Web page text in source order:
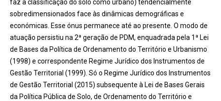
faz a classificação do solo como urbano) tendencialmente
sobredimensionados face às dinâmicas demográficas e
económicas. Esse ónus permanece até ao presente. O modo de
atuação persistiu na 2ª geração de PDM, enquadrada pela 1ª Lei
de Bases da Política de Ordenamento do Território e Urbanismo
(1998) e correspondente Regime Jurídico dos Instrumentos de
Gestão Territorial (1999). Só o Regime Jurídico dos Instrumentos
de Gestão Territorial (2015) subsequente à Lei de Bases Gerais
da Política Pública de Solo, de Ordenamento do Território e